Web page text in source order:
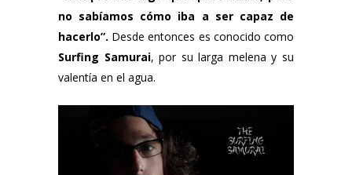
no sabíamos cómo iba a ser capaz de
hacerlo”. Desde entonces es conocido como
Surfing Samurai, por su larga melena y su
valentía en el agua.